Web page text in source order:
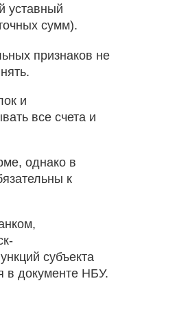
уставный
сумм).
признаков не
и
все счета и
однако в
к
субъекта
в документе НБУ.